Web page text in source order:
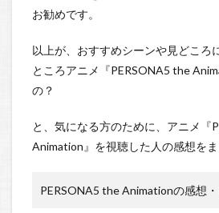
お勧めです。
以上が、おすすめシーンや見どころ
ところアニメ『PERSONA5 the
の？
と、気になる方のために、アニメ『
Animation』を視聴した人の感想をま
PERSONA5 the Animationの感想